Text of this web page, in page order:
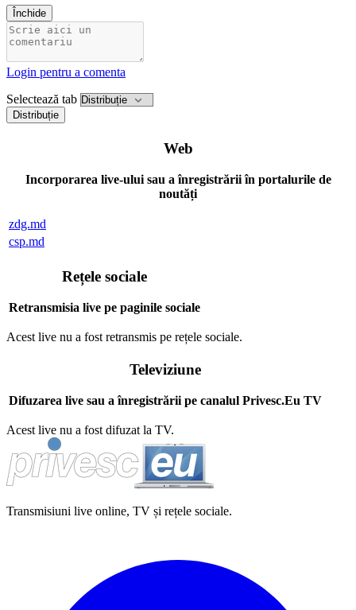
Închide
Login pentru a comenta
Selectează tab
Distribuție
Web
Incorporarea live-ului sau a înregistrării în portalurile de
noutăți
zdg.md
csp.md
Rețele sociale
Retransmisia live pe paginile sociale
Acest live nu a fost retransmis pe rețele sociale.
Televiziune
Difuzarea live sau a înregistrării pe canalul Privesc.Eu TV
Acest live nu a fost difuzat la TV.
Transmisiuni live online, TV și rețele sociale.